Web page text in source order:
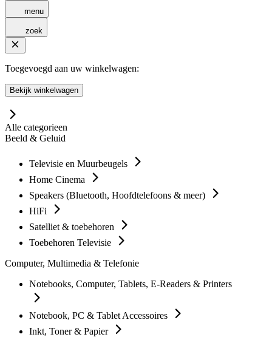
menu
zoek
Toegevoegd aan uw winkelwagen:
Bekijk winkelwagen
Alle categorieen
Beeld & Geluid
Televisie en Muurbeugels
Home Cinema
Speakers (Bluetooth, Hoofdtelefoons & meer)
HiFi
Satelliet & toebehoren
Toebehoren Televisie
Computer, Multimedia & Telefonie
Notebooks, Computer, Tablets, E-Readers & Printers
Notebook, PC & Tablet Accessoires
Inkt, Toner & Papier